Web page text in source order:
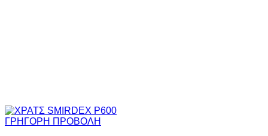
ΓΡΗΓΟΡΗ ΠΡΟΒΟΛΗ